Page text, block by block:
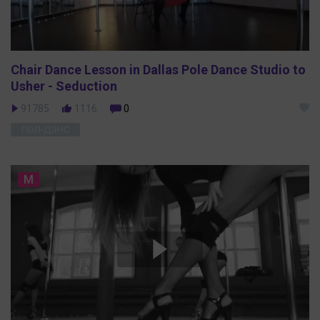
Chair Dance Lesson in Dallas Pole Dance Studio to
Usher - Seduction
91785 1116 0
M